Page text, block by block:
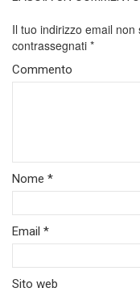
Il tuo indirizzo email non
contrassegnati *
Commento
Nome *
Email *
Sito web